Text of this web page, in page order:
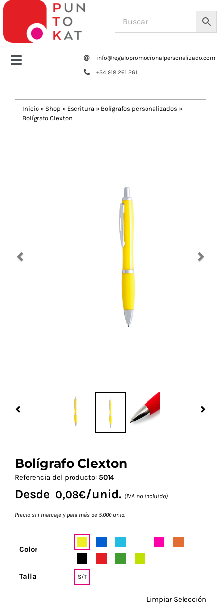
Saltar
contenido
Toggle
Tazas y botellas
Navidad 🎄 Invierno
info@regalopromocionalpersonalizado.com
+34 918 261 261
Inicio » Shop » Escritura » Bolígrafos personalizados »
Bolígrafo Clexton
Bolígrafo Clexton
Referencia del producto: 5014
Desde 0,08€/unid. (IVA no incluido)
Precio sin marcaje y para más de 5.000 unid.
Color
Talla S/T
Limpiar Selección